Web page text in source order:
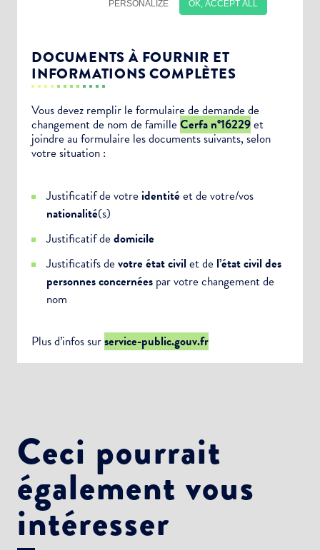
DOCUMENTS À FOURNIR ET
INFORMATIONS COMPLÈTES
Vous devez remplir le formulaire de demande de
changement de nom de famille Cerfa n°16229et
joindre au formulaire les documents suivants, selon
votre situation :
Justificatif de votre identitéet de votre/vos
nationalité(s)
Justificatif de domicile
Justificatifs de votre état civilet de l’état civil des
personnes concernées par votre changement de
nom
Plus d’infos surservice-public.gouv.fr
Ceci pourrait
également vous
intéresser
Choisissez votre abonnement :
Newsletter Culture
Newsletter Sport et Vie associative